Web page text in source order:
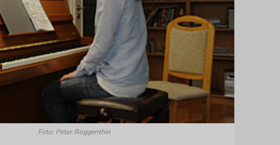
Foto: Peter Roggenthin